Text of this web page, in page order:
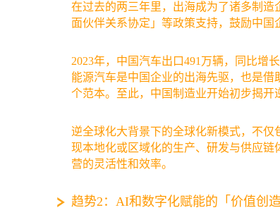
在过去的两三年里，出海成为了诸多制
面伙伴关系协定」等政策支持，鼓励中国
2023年，中国汽车出口491万辆，同比增
能源汽车是中国企业的出海先驱，也是
个范本。至此，中国制造业开始初步揭开
逆全球化大背景下的全球化新模式，不
现本地化或区域化的生产、研发与供应
营的灵活性和效率。
趋势2：AI和数字化赋能的「价值创